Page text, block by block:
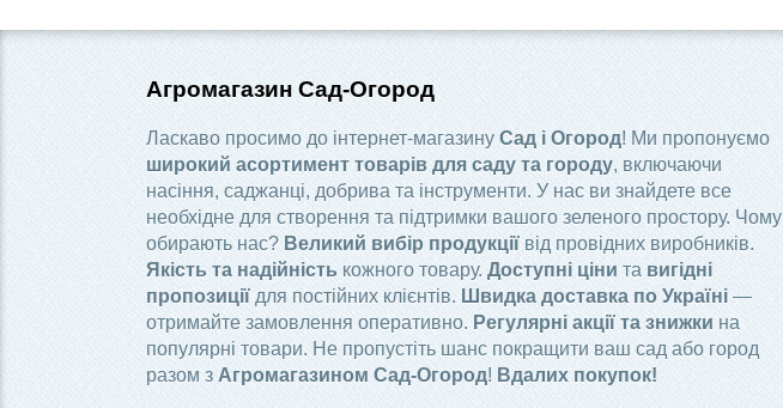
Агромагазин Сад-Огород
Ласкаво просимо до інтернет-магазину Сад і Огород! Ми пропонуємо
широкий асортимент товарів для саду та городу, включаючи
насіння, саджанці, добрива та інструменти. У нас ви знайдете все
необхідне для створення та підтримки вашого зеленого простору. Чому
обирають нас? Великий вибір продукції від провідних виробників.
Якість та надійність кожного товару.Доступні ціни та вигідні
пропозиціїдля постійних клієнтів. Швидка доставка по Україні—
отримайте замовлення оперативно. Регулярні акції та знижки на
популярні товари. Не пропустіть шанс покращити ваш сад або город
разом зАгромагазином Сад-Огород! Вдалих покупок!